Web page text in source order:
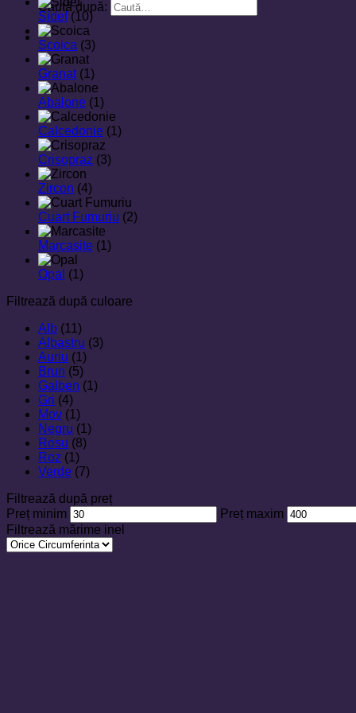
Caută după:
Sidef (10)
Scoica (3)
Granat (1)
Abalone (1)
Calcedonie (1)
Crisopraz (3)
Zircon (4)
Cuart Fumuriu (2)
Marcasite (1)
Opal (1)
Filtrează după culoare
Alb (11)
Albastru (3)
Auriu (1)
Brun (5)
Galben (1)
Gri (4)
Mov (1)
Negru (1)
Rosu (8)
Roz (1)
Verde (7)
Filtrează după preț
Preț minim
Preț maxim
Filtrează mărime inel